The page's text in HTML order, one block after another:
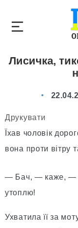
Лисичка,
Друкувати
Їхав чоловік
вона проти вітру
— Бач, — каже, —
утоплю!
Ухватила її за